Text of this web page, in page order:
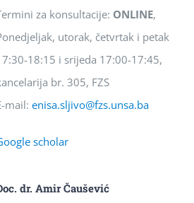
za konsultacije: ONLINE,
utorak, četvrtak i petak
18:15 i srijeda 17:00-17:45,
br. 305, FZS
mail: enisa.sljivo@fzs.unsa.ba
scholar
dr. Amir Čaušević